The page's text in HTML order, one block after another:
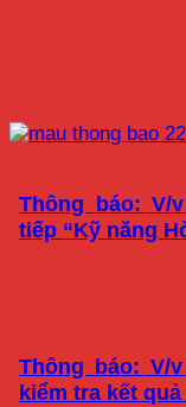
Thông báo: V/
tiếp “Kỹ năng
Thông báo: V/
kiểm tra kết